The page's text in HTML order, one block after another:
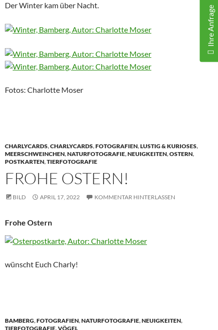
Der Winter kam über Nacht.
Fotos: Charlotte Moser
CHARLYCARDS,CHARLYCARDS,FOTOGRAFIEN,LUSTIG & KURIOSES,
MEERSCHWEINCHEN,NATURFOTOGRAFIE,NEUIGKEITEN,OSTERN,
POSTKARTEN,TIERFOTOGRAFIE
FROHE OSTERN!
BILD APRIL 17, 2022 KOMMENTAR HINTERLASSEN
Frohe Ostern
wünscht Euch Charly!
BAMBERG,FOTOGRAFIEN,NATURFOTOGRAFIE,NEUIGKEITEN,
TIERFOTOGRAFIE,VÖGEL
Ihre Anfrage